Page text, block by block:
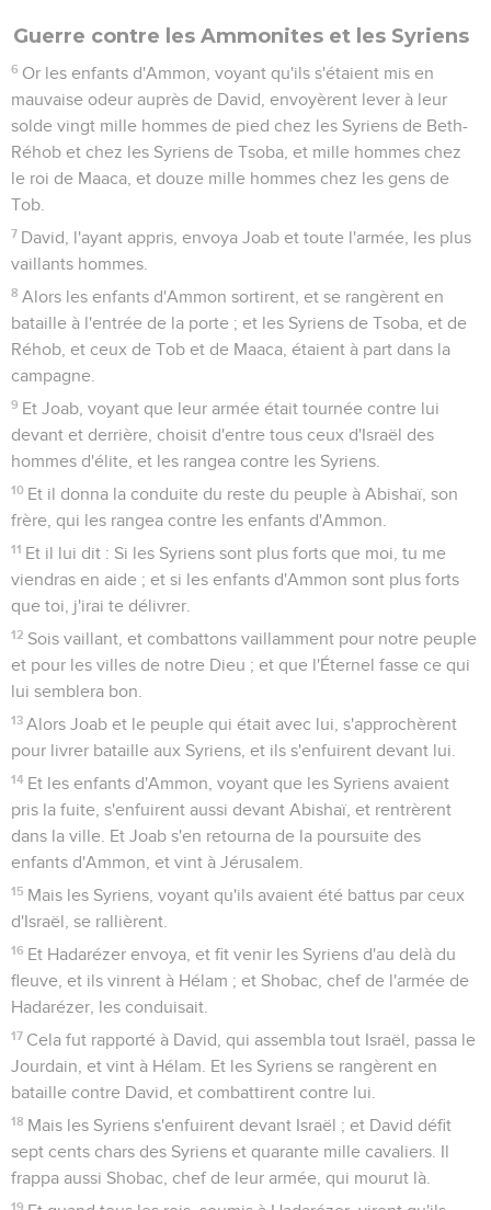
Guerre contre les Ammonites et les Syriens
6 Or les enfants d'Ammon, voyant qu'ils s'étaient mis en
mauvaise odeur auprès de David, envoyèrent lever à leur
solde vingt mille hommes de pied chez les Syriens de Beth-
Réhob et chez les Syriens de Tsoba, et mille hommes chez
le roi de Maaca, et douze mille hommes chez les gens de
Tob.
7 David, l'ayant appris, envoya Joab et toute l'armée, les plus
vaillants hommes.
8 Alors les enfants d'Ammon sortirent, et se rangèrent en
bataille à l'entrée de la porte ; et les Syriens de Tsoba, et de
Réhob, et ceux de Tob et de Maaca, étaient à part dans la
campagne.
9 Et Joab, voyant que leur armée était tournée contre lui
devant et derrière, choisit d'entre tous ceux d'Israël des
hommes d'élite, et les rangea contre les Syriens.
10 Et il donna la conduite du reste du peuple à Abishaï, son
frère, qui les rangea contre les enfants d'Ammon.
11 Et il lui dit : Si les Syriens sont plus forts que moi, tu me
viendras en aide ; et si les enfants d'Ammon sont plus forts
que toi, j'irai te délivrer.
12 Sois vaillant, et combattons vaillamment pour notre peuple
et pour les villes de notre Dieu ; et que l'Éternel fasse ce qui
lui semblera bon.
13 Alors Joab et le peuple qui était avec lui, s'approchèrent
pour livrer bataille aux Syriens, et ils s'enfuirent devant lui.
14 Et les enfants d'Ammon, voyant que les Syriens avaient
pris la fuite, s'enfuirent aussi devant Abishaï, et rentrèrent
dans la ville. Et Joab s'en retourna de la poursuite des
enfants d'Ammon, et vint à Jérusalem.
15 Mais les Syriens, voyant qu'ils avaient été battus par ceux
d'Israël, se rallièrent.
16 Et Hadarézer envoya, et fit venir les Syriens d'au delà du
fleuve, et ils vinrent à Hélam ; et Shobac, chef de l'armée de
Hadarézer, les conduisait.
17 Cela fut rapporté à David, qui assembla tout Israël, passa le
Jourdain, et vint à Hélam. Et les Syriens se rangèrent en
bataille contre David, et combattirent contre lui.
18 Mais les Syriens s'enfuirent devant Israël ; et David défit
sept cents chars des Syriens et quarante mille cavaliers. Il
frappa aussi Shobac, chef de leur armée, qui mourut là.
19